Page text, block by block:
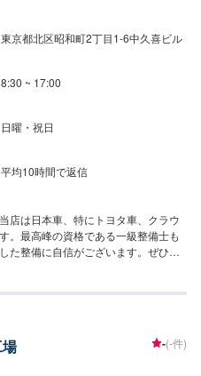
東京都北区昭和町2丁目1-6中久喜ビル
8:30 ~ 17:00
日曜・祝日
平均10時間で返信
店は日本車、特にトヨタ車、クラウ
。最高峰の資格である一級整備士も
た整備に自信がございます。ぜひお
迷った際は、お気軽にご連絡くださ
-(-件)